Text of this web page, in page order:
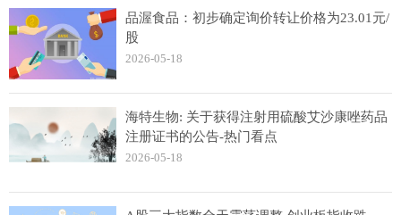
品渥食品：初步确定询价转让价格为23.01元/
股
2026-05-18
海特生物: 关于获得注射用硫酸艾沙康唑药品
注册证书的公告-热门看点
2026-05-18